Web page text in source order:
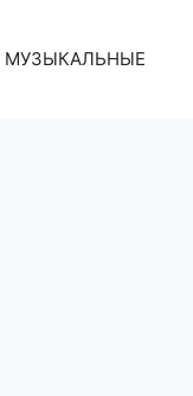
МУЗЫКАЛЬНЫЕ